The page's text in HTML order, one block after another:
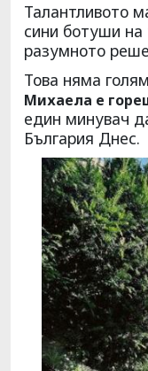
Талантливото
сини ботуши на
разумното
Това няма
Михаела е
един минувач
България Днес.